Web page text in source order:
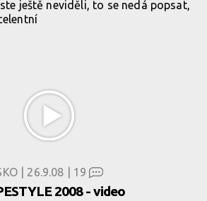
ještě neviděli, to se nedá popsat,
| 26.9.08 | 19
2008 - video